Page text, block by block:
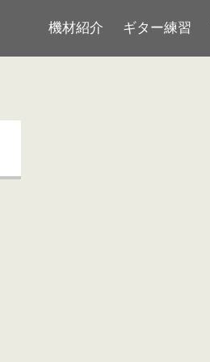
機材紹介 ギター練習